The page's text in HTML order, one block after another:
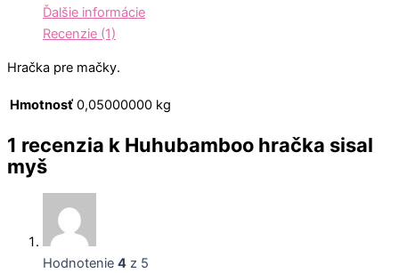
Ďalšie informácie
Recenzie (1)
Hračka pre mačky.
Hmotnosť 0,05000000 kg
1 recenzia k Huhubamboo hračka sisal
myš
Hodnotenie 4 z 5